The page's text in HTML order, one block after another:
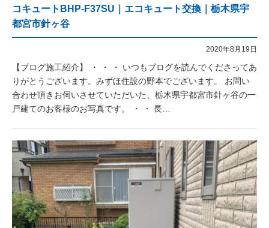
コキュートBHP-F37SU｜エコキュート交換｜栃木県宇
都宮市針ヶ谷
2020年8月19日
【ブログ施工紹介】 ・ ・ ・ いつもブログを読んでくださってあ
りがとうございます。みずほ住設の野本でございます。 お問い
合わせ頂きお伺いさせていただいた、栃木県宇都宮市針ヶ谷の一
戸建てのお客様のお写真です。 ・ ・ 長…